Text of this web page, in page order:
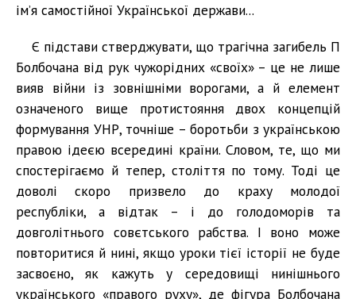
ім’я самостійної Української держави...
Є підстави стверджувати, що трагічна загибель П
Болбочана від рук чужорідних «своїх» – це не лише
вияв війни із зовнішніми ворогами, а й елемент
означеного вище протистояння двох концепцій
формування УНР, точніше – боротьби з українською
правою ідеєю всередині країни. Словом, те, що ми
спостерігаємо й тепер, століття по тому. Тоді це
доволі скоро призвело до краху молодої
республіки, а відтак – і до голодоморів та
довголітнього совєтського рабства. І воно може
повторитися й нині, якщо уроки тієї історії не буде
засвоєно, як кажуть у середовищі нинішнього
українського «правого руху», де фігура Болбочана